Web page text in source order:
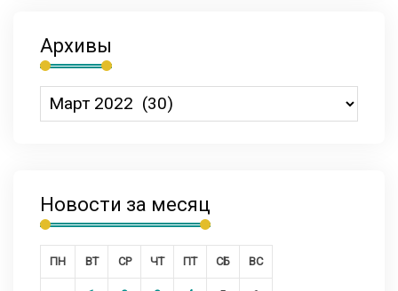
Архивы
Новости за месяц
ПН ВТ СР ЧТ ПТ СБ ВС